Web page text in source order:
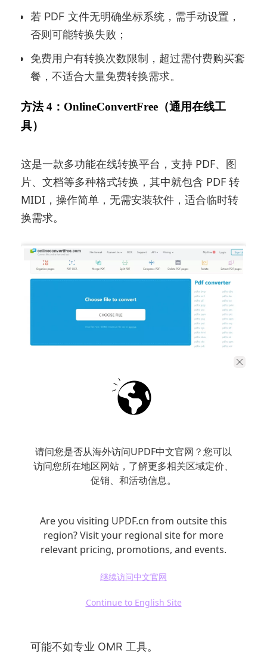
请问您是否从海外访问UPDF中文官网？您可以
访问您所在地区网站，了解更多相关区域定价、
促销、和活动信息。
Are you visiting UPDF.cn from outsite this
region? Visit your regional site for more
relevant pricing, promotions, and events.
继续访问中文官网
Continue to English Site
若 PDF 文件无明确坐标系统，需手动设置，
否则可能转换失败；
免费用户有转换次数限制，超过需付费购买套
餐，不适合大量免费转换需求。
方法 4：OnlineConvertFree（通用在线工
具）
这是一款多功能在线转换平台，支持 PDF、图
片、文档等多种格式转换，其中就包含 PDF 转
MIDI，操作简单，无需安装软件，适合临时转
换需求。
打开 OnlineConvertFree 官网，在 “转换类
点击 “选择文件”，上传需要转换的 PDF 乐
谱；
保存 MIDI 文件。
可能不如专业 OMR 工具。